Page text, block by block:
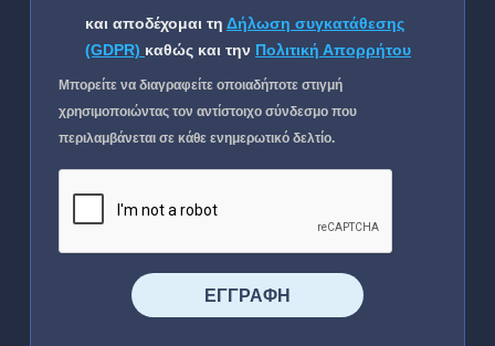
και αποδέχομαι τη Δήλωση συγκατάθεσης
(GDPR) καθώς και την Πολιτική Απορρήτου
Μπορείτε να διαγραφείτε οποιαδήποτε στιγμή
χρησιμοποιώντας τον αντίστοιχο σύνδεσμο που
περιλαμβάνεται σε κάθε ενημερωτικό δελτίο.
⠀⠀⠀⠀ΕΓΓΡΑΦΗ⠀⠀⠀⠀